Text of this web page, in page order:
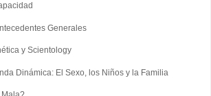
Generales
y Scientology
Dinámica: El Sexo, los Niños y la Familia